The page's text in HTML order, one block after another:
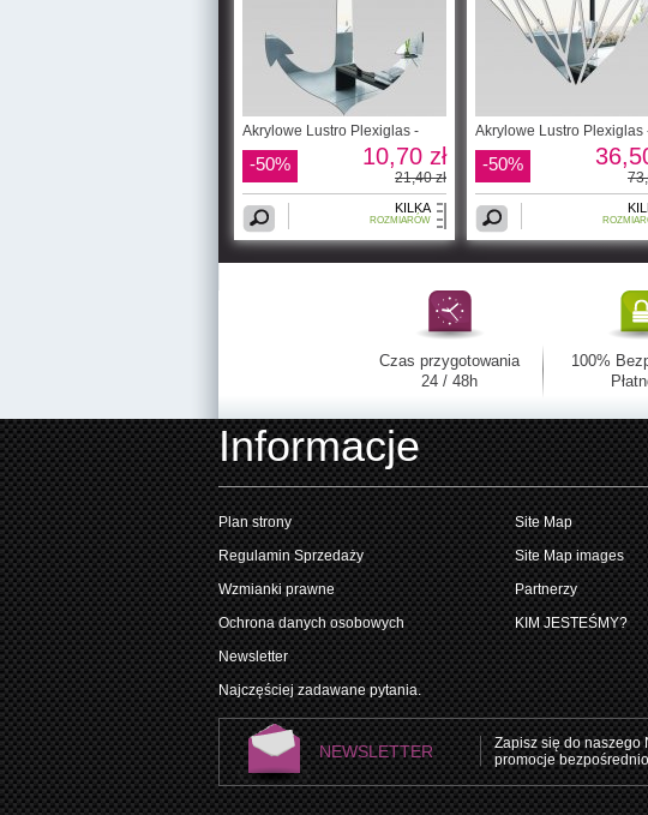
Akrylowe Lustro Plexiglas -
-50% 10,70 zł
21,40 zł
KILKA
ROZMIARÓW
Akrylowe Lustro Plexiglas
-50%
Czas przygotowania
24 / 48h
100%
Informacje
Plan strony
Regulamin Sprzedaży
Wzmianki prawne
Ochrona danych osobowych
Newsletter
Najczęściej zadawane pytania.
Site Map
Site Map images
Partnerzy
KIM JESTEŚMY?
NEWSLETTER
Zapisz się do naszego
promocje